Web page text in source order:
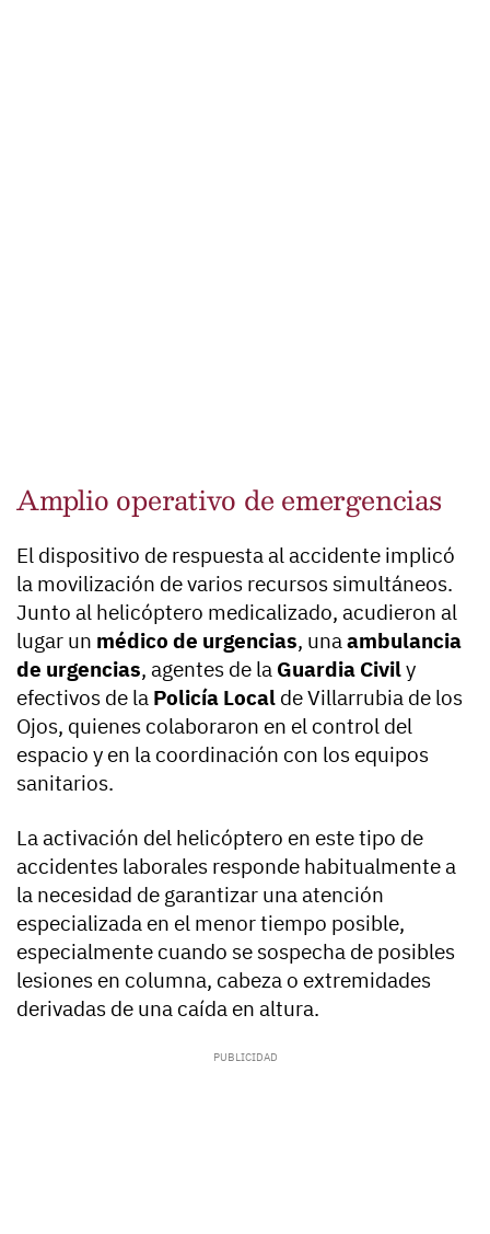
Amplio operativo de emergencias
El dispositivo de respuesta al accidente implicó
la movilización de varios recursos simultáneos.
Junto al helicóptero medicalizado, acudieron al
lugar un médico de urgencias, unaambulancia
de urgencias, agentes de la Guardia Civily
efectivos de la Policía Local de Villarrubia de los
Ojos, quienes colaboraron en el control del
espacio y en la coordinación con los equipos
sanitarios.
La activación del helicóptero en este tipo de
accidentes laborales responde habitualmente a
la necesidad de garantizar una atención
especializada en el menor tiempo posible,
especialmente cuando se sospecha de posibles
lesiones en columna, cabeza o extremidades
derivadas de una caída en altura.